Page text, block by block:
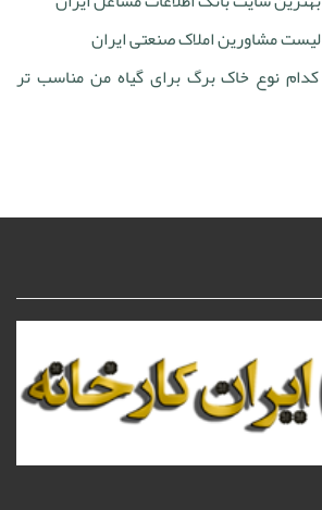
لیست مشاورین املاک صنعتی ایران
کدام نوع خاک برگ برای گیاه من مناسب تر